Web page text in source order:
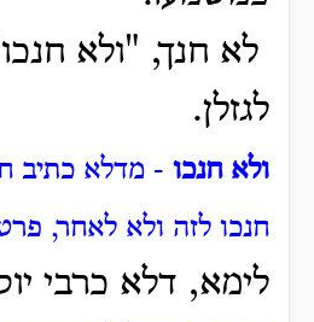
לא חנך, "ולא
לגזלן.
ולא חנכו - מדלא כתיב
חנכו לזה ולא לאחר,
לימא, דלא כרבי